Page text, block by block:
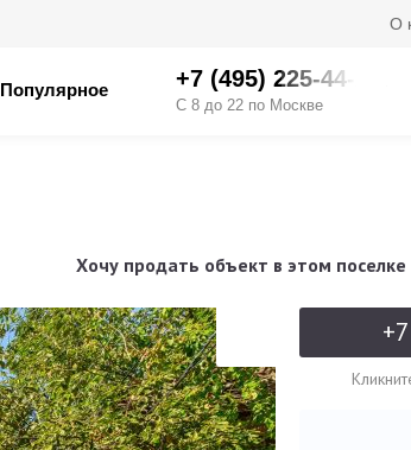
О
Популярное +7 (495) 225-44-XX
С 8 до 22 по Москве
Хочу продать объект в этом поселке